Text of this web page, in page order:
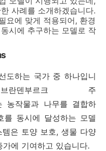
사례를 소개하겠습니다.
요에 맞게 적용되어, 환경
시에 추구하는 모델로 작
도하는 국가 중 하나입니
부르크 주
작물과 나무를 결합하
를 동시에 달성하는 모델
은 토양 보호, 생물 다양
에 기여하고 있습니다.